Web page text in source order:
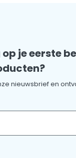
op je eerste
nieuwsbrief en